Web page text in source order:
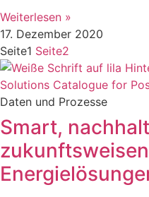
Weiterlesen »
17. Dezember 2020
Seite1 Seite2
Daten und Prozesse
Smart,